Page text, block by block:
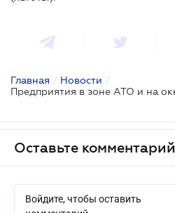
Главная / Новости /
Оставьте комментарий
Войдите, чтобы оставить